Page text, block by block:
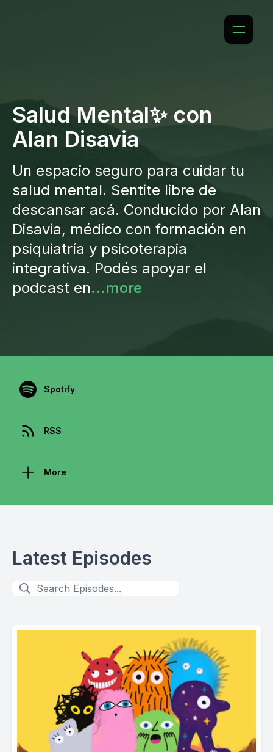
Salud Mental✨ con
Alan Disavia
Un espacio seguro para cuidar tu
salud mental. Sentite libre de
descansar acá. Conducido por Alan
Disavia, médico con formación en
psiquiatría y psicoterapia
integrativa. Podés apoyar el
podcast en...more
Spotify
RSS
More
Latest Episodes